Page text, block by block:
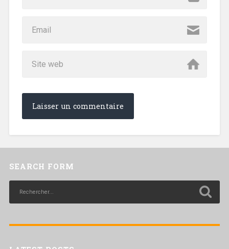
SEARCH FORM